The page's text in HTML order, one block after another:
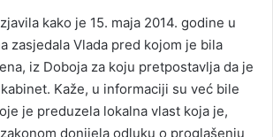
kako je 15. maja 2014. godine u
zasjedala Vlada pred kojom je bila
iz Doboja za koju pretpostavlja da je
Kaže, u informaciji su već bile
je preduzela lokalna vlast koja je,
donijela odluku o proglašenju